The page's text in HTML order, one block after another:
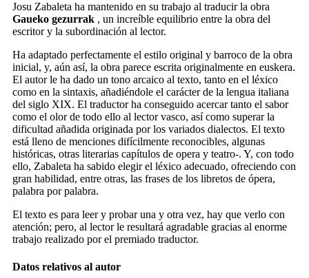
Josu Zabaleta ha mantenido en su trabajo al traducir la obra
Gaueko gezurrak , un increíble equilibrio entre la obra del
escritor y la subordinación al lector.
Ha adaptado perfectamente el estilo original y barroco de la obra
inicial, y, aún así, la obra parece escrita originalmente en euskera.
El autor le ha dado un tono arcaico al texto, tanto en el léxico
como en la sintaxis, añadiéndole el carácter de la lengua italiana
del siglo XIX. El traductor ha conseguido acercar tanto el sabor
como el olor de todo ello al lector vasco, así como superar la
dificultad añadida originada por los variados dialectos. El texto
está lleno de menciones difícilmente reconocibles, algunas
históricas, otras literarias capítulos de opera y teatro-. Y, con todo
ello, Zabaleta ha sabido elegir el léxico adecuado, ofreciendo con
gran habilidad, entre otras, las frases de los libretos de ópera,
palabra por palabra.
El texto es para leer y probar una y otra vez, hay que verlo con
atención; pero, al lector le resultará agradable gracias al enorme
trabajo realizado por el premiado traductor.
Datos relativos al autor